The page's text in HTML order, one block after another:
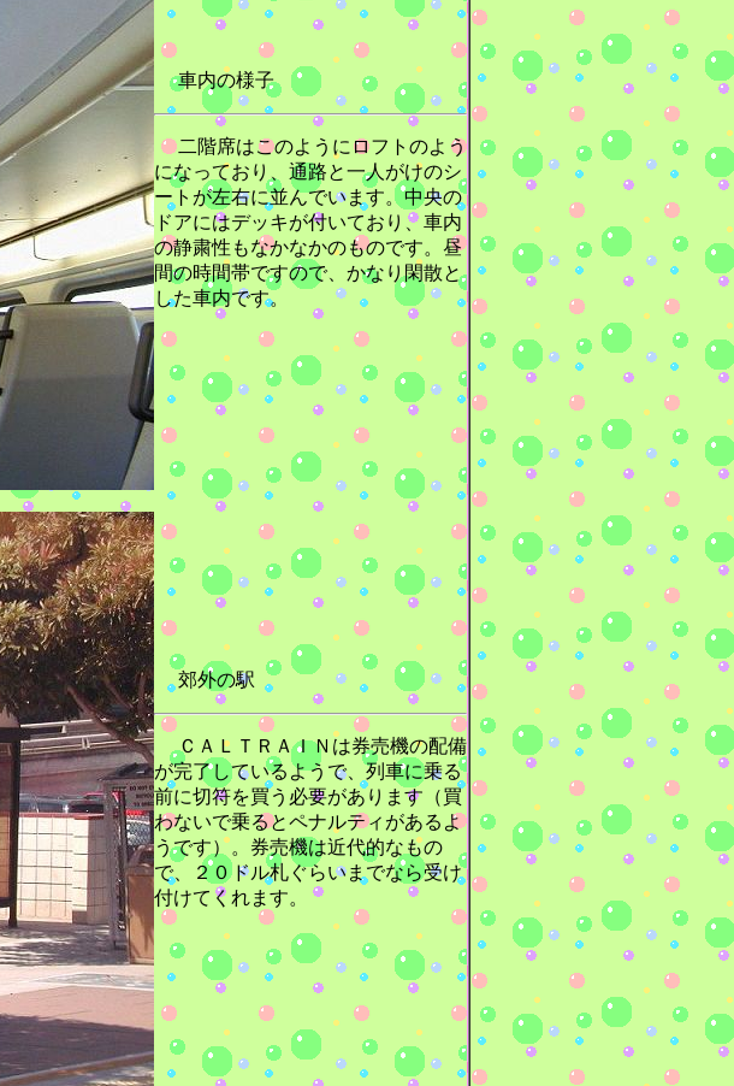
車内の様子
二階席はこのようにロフトのよう
になっており、通路と一人がけのシ
ートが左右に並んでいます。中央の
ドアにはデッキが付いており、車内
の静粛性もなかなかのものです。昼
間の時間帯ですので、かなり閑散と
した車内です。
郊外の駅
ＣＡＬＴＲＡＩＮは券売機の配備
が完了しているようで、列車に乗る
前に切符を買う必要があります（買
わないで乗るとペナルティがあるよ
うです）。券売機は近代的なもの
で、２０ドル札ぐらいまでなら受け
付けてくれます。